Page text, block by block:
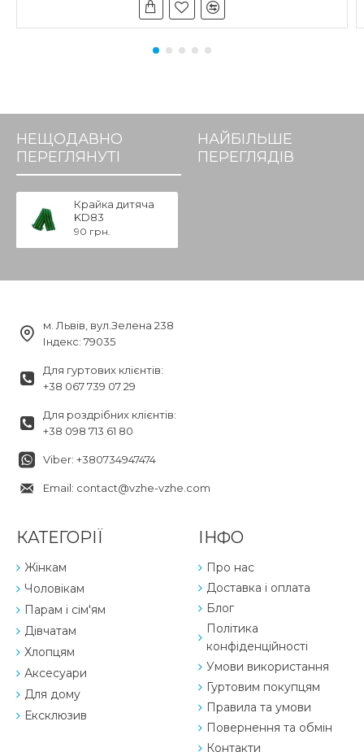
НЕЩОДАВНО
ПЕРЕГЛЯНУТІ
НАЙБІЛЬШЕ
ПЕРЕГЛЯДІВ
Крайка дитяча
KD83
90 грн.
м. Львів, вул.Зелена 238
Індекс: 79035
Для гуртових клієнтів:
+38 067 739 07 29
Для роздрібних клієнтів:
+38 098 713 61 80
Viber: +380734947474
Email: contact@vzhe-vzhe.com
КАТЕГОРІЇ
Жінкам
Чоловікам
Парам і сім'ям
Дівчатам
Хлопцям
Аксесуари
Для дому
Ексклюзив
ІНФО
Про нас
Доставка і оплата
Блог
Політика
конфіденційності
Умови використання
Гуртовим покупцям
Правила та умови
Повернення та обмін
Контакти